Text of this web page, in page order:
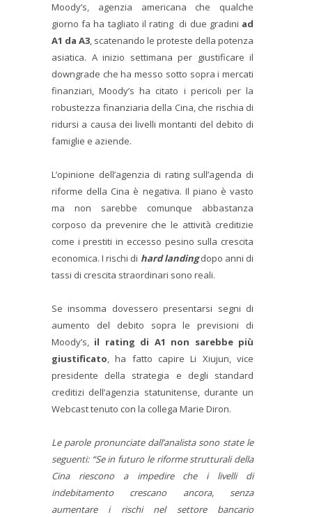
Moody’s, agenzia americana che qualche
giorno fa ha tagliato il rating di due gradini ad
A1 da A3, scatenando le proteste della potenza
asiatica. A inizio settimana per giustificare il
downgrade che ha messo sotto sopra i mercati
finanziari, Moody’s ha citato i pericoli per la
robustezza finanziaria della Cina, che rischia di
ridursi a causa dei livelli montanti del debito di
famiglie e aziende.
L’opinione dell’agenzia di rating sull’agenda di
riforme della Cina è negativa. Il piano è vasto
ma non sarebbe comunque abbastanza
corposo da prevenire che le attività creditizie
come i prestiti in eccesso pesino sulla crescita
economica. I rischi di hard landingdopo anni di
tassi di crescita straordinari sono reali.
Se insomma dovessero presentarsi segni di
aumento del debito sopra le previsioni di
Moody’s, il rating di A1 non sarebbe più
giustificato, ha fatto capire Li Xiujun, vice
presidente della strategia e degli standard
creditizi dell’agenzia statunitense, durante un
Webcast tenuto con la collega Marie Diron.
Le parole pronunciate dall’analista sono state le
seguenti: “Se in futuro le riforme strutturali della
Cina riescono a impedire che i livelli di
indebitamento crescano ancora, senza
aumentare i rischi nel settore bancario